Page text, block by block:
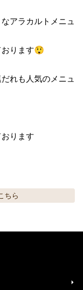
アラカルトメニュ
おります😲
れも人気のメニュ
ります
ちら